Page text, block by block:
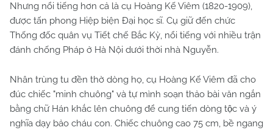
Nhưng nổi tiếng hơn cả là cụ Hoàng Kế Viêm (1820-1909),
được tấn phong Hiệp biện Đại học sĩ. Cụ giữ đến chức
Thống đốc quân vụ Tiết chế Bắc Kỳ, nổi tiếng với nhiều trận
đánh chống Pháp ở Hà Nội dưới thời nhà Nguyễn.
Nhân trùng tu đền thờ dòng họ, cụ Hoàng Kế Viêm đã cho
đúc chiếc "minh chuông" và tự mình soạn thảo bài văn ngắn
bằng chữ Hán khắc lên chuông để cung tiến dòng tộc và ý
nghĩa dạy bảo cháu con. Chiếc chuông cao 75 cm, bề ngang